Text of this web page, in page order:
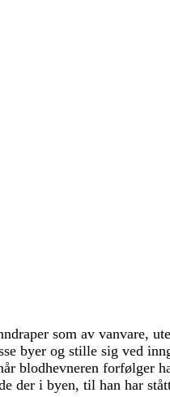
som av vanvare,
byer og stille sig ved
blodhevneren forfølger
der i byen, til han har